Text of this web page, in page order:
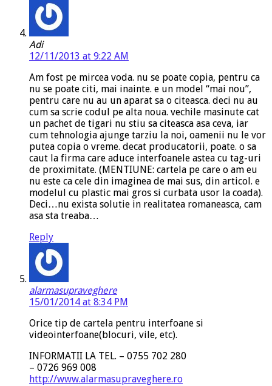
Adi
12/11/2013 at 9:22 AM
Am fost pe mircea voda. nu se poate copia, pentru ca
nu se poate citi, mai inainte. e un model “mai nou”,
pentru care nu au un aparat sa o citeasca. deci nu au
cum sa scrie codul pe alta noua. vechile masinute cat
un pachet de tigari nu stiu sa citeasca asa ceva, iar
cum tehnologia ajunge tarziu la noi, oamenii nu le vor
putea copia o vreme. decat producatorii, poate. o sa
caut la firma care aduce interfoanele astea cu tag-uri
de proximitate. (MENTIUNE: cartela pe care o am eu
nu este ca cele din imaginea de mai sus, din articol. e
modelul cu plastic mai gros si curbata usor la coada).
Deci…nu exista solutie in realitatea romaneasca, cam
asa sta treaba…
Reply
alarmasupraveghere
15/01/2014 at 8:34 PM
Orice tip de cartela pentru interfoane si
videointerfoane(blocuri, vile, etc).
INFORMATII LA TEL. – 0755 702 280
– 0726 969 008
http://www.alarmasupraveghere.ro